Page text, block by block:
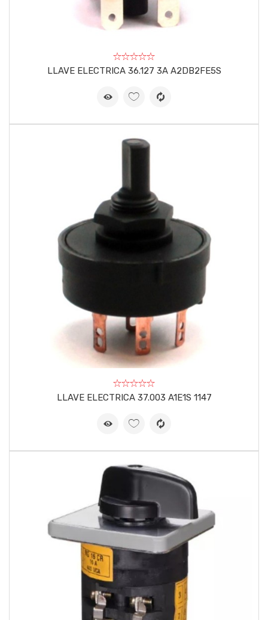
LLAVE ELECTRICA 36.127 3A A2DB2FE5S
LLAVE ELECTRICA 37.003 A1E1S 1147